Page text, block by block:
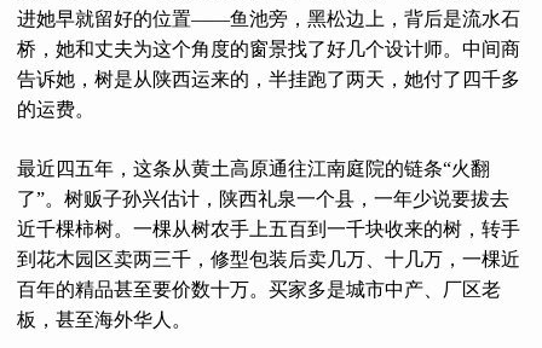
进她早就留好的位置——鱼池旁，黑松边上，背后是流水石
桥，她和丈夫为这个角度的窗景找了好几个设计师。中间商
告诉她，树是从陕西运来的，半挂跑了两天，她付了四千多
的运费。
最近四五年，这条从黄土高原通往江南庭院的链条“火翻
了”。树贩子孙兴估计，陕西礼泉一个县，一年少说要拔去
近千棵柿树。一棵从树农手上五百到一千块收来的树，转手
到花木园区卖两三千，修型包装后卖几万、十几万，一棵近
百年的精品甚至要价数十万。买家多是城市中产、厂区老
板，甚至海外华人。